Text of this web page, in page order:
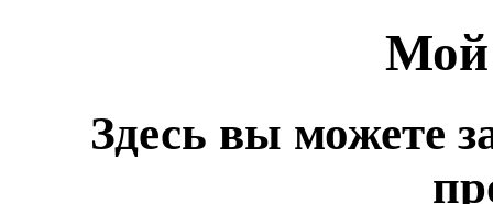
Мой
Здесь вы можете